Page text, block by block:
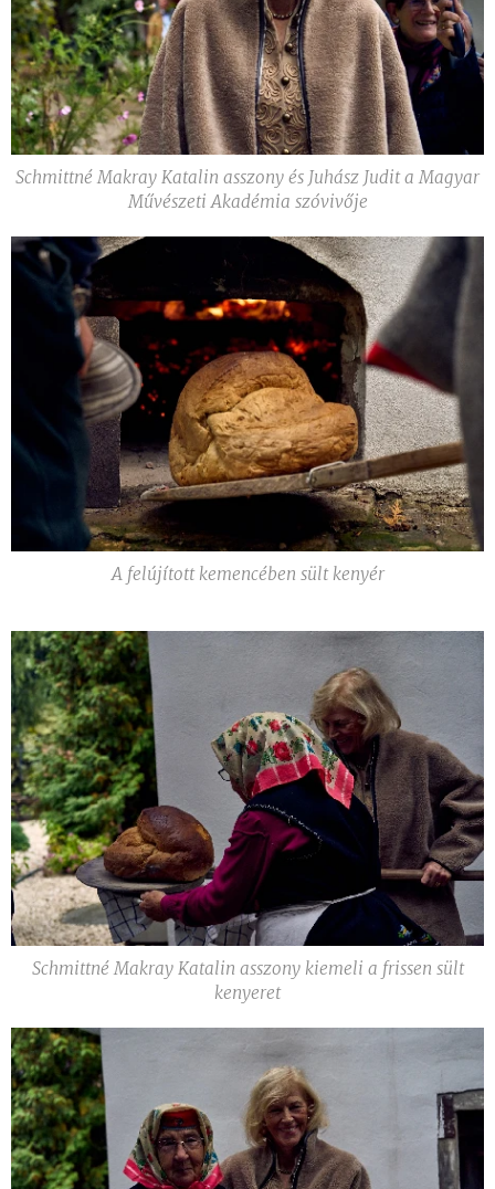
Schmittné Makray Katalin asszony és Juhász Judit a Magyar
Művészeti Akadémia szóvivője
A felújított kemencében sült kenyér
Schmittné Makray Katalin asszony kiemeli a frissen sült
kenyeret